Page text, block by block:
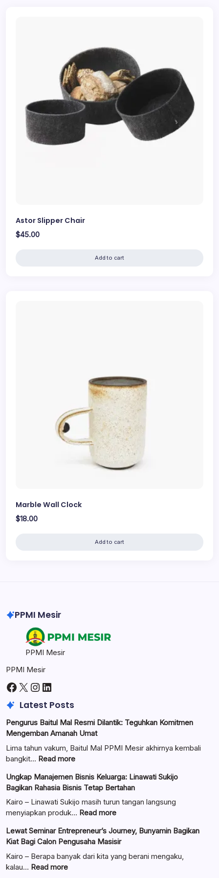
Astor Slipper Chair
$45.00
Add to cart
Marble Wall Clock
$18.00
Add to cart
PPMI Mesir
PPMI Mesir
PPMI Mesir
Facebook
X Instagram
LinkedIn
Latest Posts
Pengurus Baitul Mal Resmi Dilantik: Teguhkan Komitmen
Mengemban Amanah Umat
Lima tahun vakum, Baitul Mal PPMI Mesir akhirnya kembali
bangkit… Read more:
Baitul
Mal
Resmi
Dilantik:
Komitmen
Mengemban
Amanah
Ungkap Manajemen Bisnis Keluarga: Linawati Sukijo
Bagikan Rahasia Bisnis Tetap Bertahan
Kairo – Linawati Sukijo masih turun tangan langsung
menyiapkan produk… Read more:
Manajemen
Bisnis
Keluarga:
Lewat Seminar Entrepreneur’s Journey, Bunyamin Bagikan
Kiat Bagi Calon Pengusaha Masisir
Kairo – Berapa banyak dari kita yang berani mengaku,
kalau… Read more: